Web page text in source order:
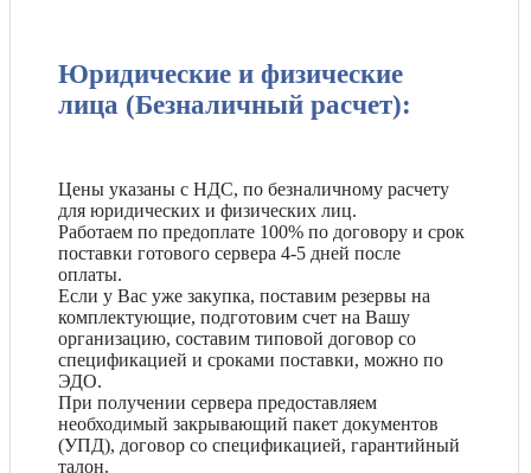
Юридические и физические
лица (Безналичный расчет):
Цены указаны с НДС, по безналичному расчету
для юридических и физических лиц.
Работаем по предоплате 100% по договору и срок
поставки готового сервера 4-5 дней после
оплаты.
Если у Вас уже закупка, поставим резервы на
комплектующие, подготовим счет на Вашу
организацию, составим типовой договор со
спецификацией и сроками поставки, можно по
ЭДО.
При получении сервера предоставляем
необходимый закрывающий пакет документов
(УПД), договор со спецификацией, гарантийный
талон.